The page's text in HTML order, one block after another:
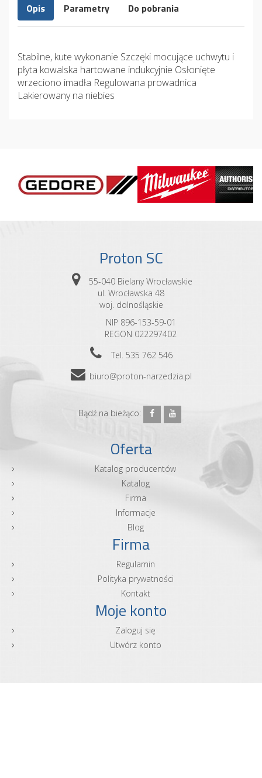
Opis Parametry Do pobrania
Stabilne, kute wykonanie Szczęki mocujące uchwytu i
płyta kowalska hartowane indukcyjnie Osłonięte
wrzeciono imadła Regulowana prowadnica
Lakierowany na niebies
Proton SC
55-040 Bielany Wrocławskie
ul. Wrocławska 48
woj. dolnośląskie
NIP 896-153-59-01
REGON 022297402
Tel. 535 762 546
biuro@proton-narzedzia.pl
Bądź na bieżąco:
Oferta
Katalog producentów
Katalog
Firma
Informacje
Blog
Firma
Regulamin
Polityka prywatności
Kontakt
Moje konto
Zaloguj się
Utwórz konto